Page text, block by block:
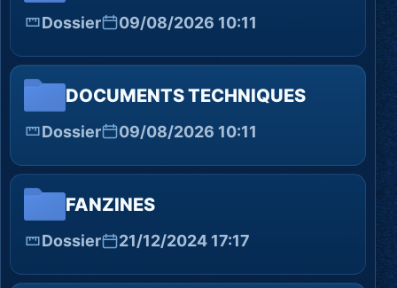
Dossier 09/08/2026 10:11
DOCUMENTS TECHNIQUES
Dossier 09/08/2026 10:11
FANZINES
Dossier 21/12/2024 17:17